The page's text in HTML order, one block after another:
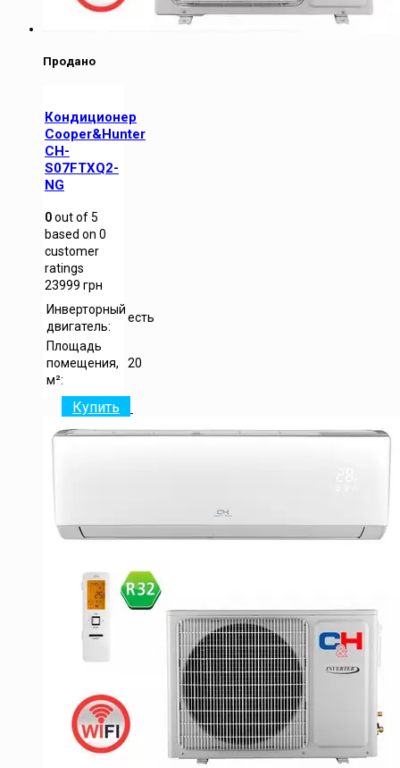
Продано
Кондиционер
Cooper&Hunter
CH-
S07FTXQ2-
NG
0out of5
based on 0
customer
ratings
23999 грн
Инверторный
двигатель:
есть
Площадь
помещения,
м²:
20
Купить